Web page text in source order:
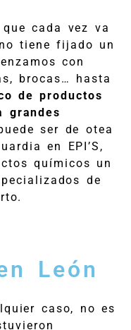
cada vez va
tiene fijado un
con
brocas… hasta
de productos
grandes
ser de otea
en EPI’S,
químicos un
de
León
caso, no es